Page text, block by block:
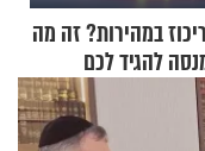
במהירות? זה מה
להגיד לכם